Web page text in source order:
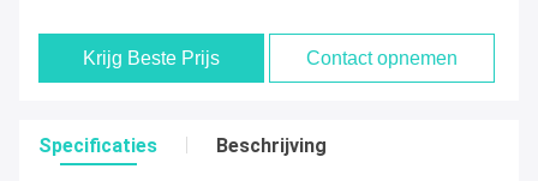
Krijg Beste Prijs Contact opnemen
Specificaties Beschrijving